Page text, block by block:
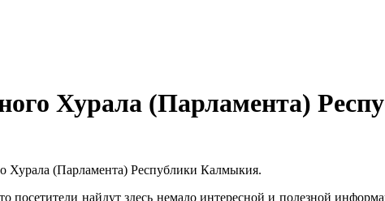
Хурала (Парламента)
Хурала (Парламента) Республики Калмыкия.
найдут здесь немало интересной и полезной